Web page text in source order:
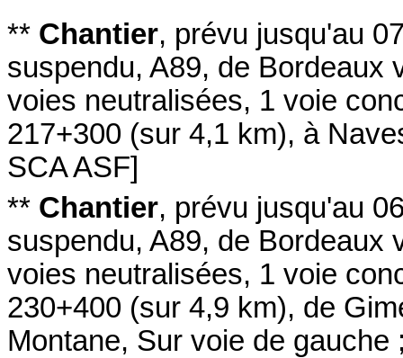
** Chantier, prévu jusqu'au
suspendu, A89, de Bordeaux
voies neutralisées, 1 voie
217+300 (sur 4,1 km), à
SCA ASF]
** Chantier, prévu jusqu'au
suspendu, A89, de Bordeaux
voies neutralisées, 1 voie
230+400 (sur 4,9 km), de
Montane, Sur voie de gauche